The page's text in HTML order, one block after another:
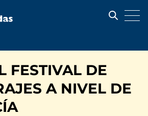
FESTIVAL DE
A NIVEL DE